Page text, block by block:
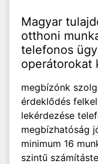
Magyar
otthoni
telefonos
operátorokat
megbízónk
érdeklődés
lekérdezése
megbízhatóság
minimum 16
szintű